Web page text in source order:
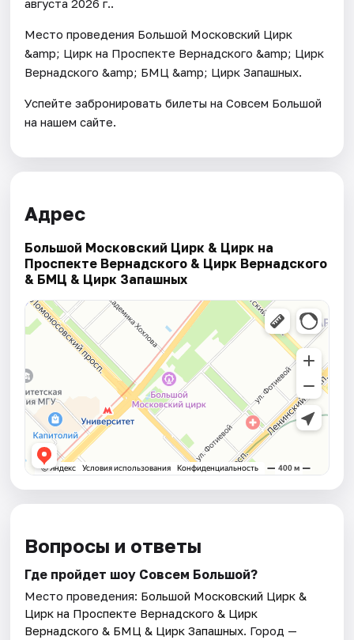
августа 2026 г..
Место проведения Большой Московский Цирк
&amp; Цирк на Проспекте Вернадского &amp; Цирк
Вернадского &amp; БМЦ &amp; Цирк Запашных.
Успейте забронировать билеты на Совсем Большой
на нашем сайте.
Адрес
Большой Московский Цирк & Цирк на
Проспекте Вернадского & Цирк Вернадского
& БМЦ & Цирк Запашных
Вопросы и ответы
Где пройдет шоу Совсем Большой?
Место проведения: Большой Московский Цирк &
Цирк на Проспекте Вернадского & Цирк
Вернадского & БМЦ & Цирк Запашных. Город —